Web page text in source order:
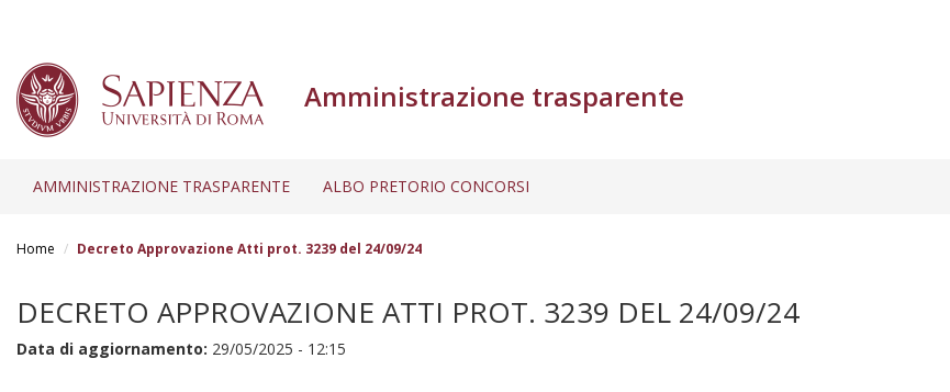
Amministrazione trasparente
AMMINISTRAZIONE TRASPARENTE ALBO PRETORIO CONCORSI
Home Decreto Approvazione Atti prot. 3239 del 24/09/24
DECRETO APPROVAZIONE ATTI PROT. 3239 DEL 24/09/24
Data di aggiornamento: 29/05/2025 - 12:15